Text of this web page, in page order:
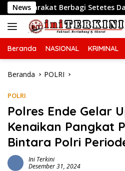
Langsung
ke
konten
News
Setetes Darah
Beranda NASIONAL KRIMINAL
Beranda POLRI
POLRI
Polres Ende Gelar
Kenaikan Pangkat
Bintara Polri
Ini Terkini
Desember 31, 2024